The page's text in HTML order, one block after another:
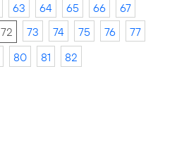
63 64 65 66
67
72 73 74 75 76
77
80 81 82